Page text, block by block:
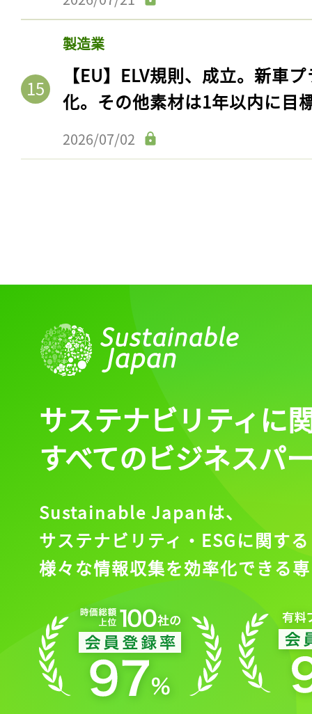
製造業
【EU】ELV規則、成立。新車
化。その他素材は1年以内に目
2026/07/02
サステナビリティに
すべてのビジネスパ
Sustainable Japanは、
サステナビリティ・ESGに関する
様々な情報収集を効率化できる